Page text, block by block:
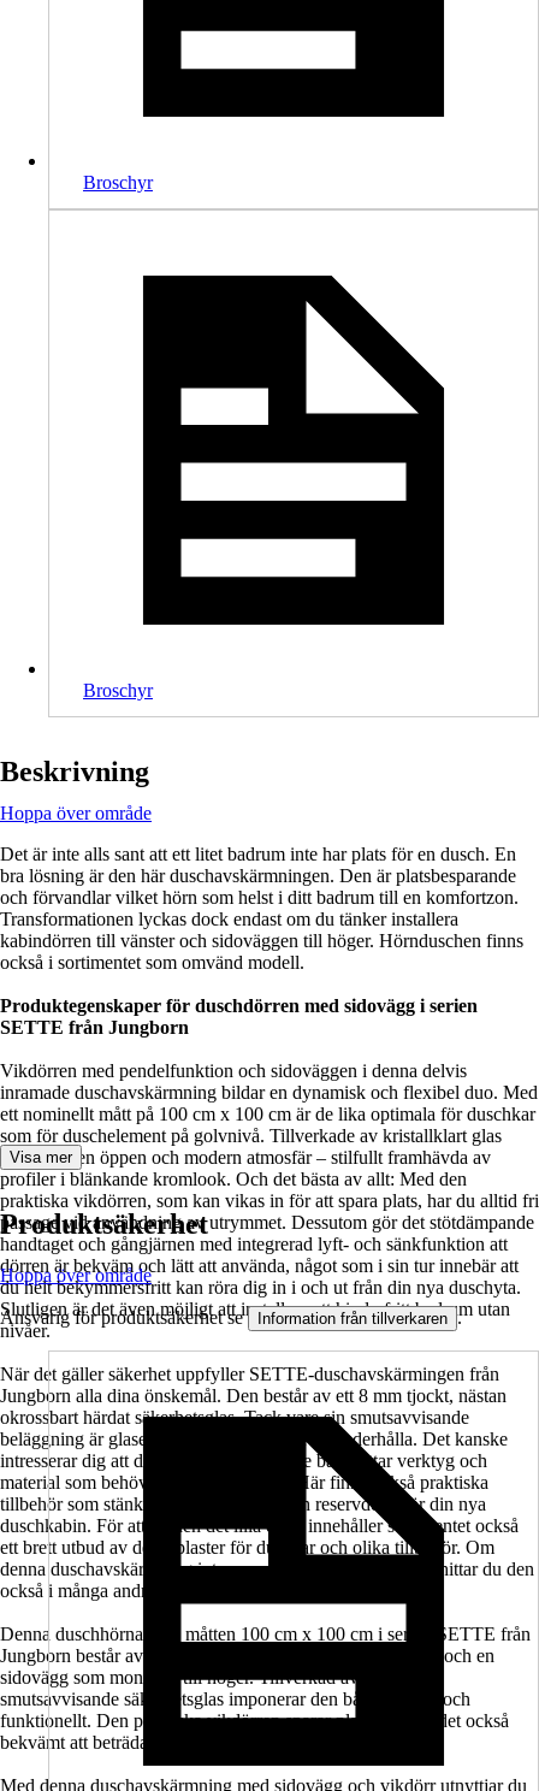
Broschyr
Broschyr
Beskrivning
Hoppa över område
Det är inte alls sant att ett litet badrum inte har plats för en dusch. En
bra lösning är den här duschavskärmningen. Den är platsbesparande
och förvandlar vilket hörn som helst i ditt badrum till en komfortzon.
Transformationen lyckas dock endast om du tänker installera
kabindörren till vänster och sidoväggen till höger. Hörnduschen finns
också i sortimentet som omvänd modell.
Produktegenskaper för duschdörren med sidovägg i serien
SETTE från Jungborn
Vikdörren med pendelfunktion och sidoväggen i denna delvis
inramade duschavskärmning bildar en dynamisk och flexibel duo. Med
ett nominellt mått på 100 cm x 100 cm är de lika optimala för duschkar
som för duschelement på golvnivå. Tillverkade av kristallklart glas
skapar de en öppen och modern atmosfär – stilfullt framhävda av
profiler i blänkande kromlook. Och det bästa av allt: Med den
praktiska vikdörren, som kan vikas in för att spara plats, har du alltid fri
passage vid användning av utrymmet. Dessutom gör det stötdämpande
handtaget och gångjärnen med integrerad lyft- och sänkfunktion att
dörren är bekväm och lätt att använda, något som i sin tur innebär att
du helt bekymmersfritt kan röra dig in i och ut från din nya duschyta.
Slutligen är det även möjligt att installera ett hinderfritt badrum utan
nivåer.
När det gäller säkerhet uppfyller SETTE-duschavskärmingen från
Jungborn alla dina önskemål. Den består av ett 8 mm tjockt, nästan
okrossbart härdat säkerhetsglas. Tack vare sin smutsavvisande
beläggning är glaset också glädjande lätt att underhålla. Det kanske
intresserar dig att du här i sortimentet inte bara hittar verktyg och
material som behövs för installationen. Här finns också praktiska
tillbehör som stänkskydd, tätningsset och reservdelar för din nya
duschkabin. För att ge den det lilla extra innehåller sortimentet också
ett brett utbud av dekorplaster för duschar och olika tillbehör. Om
denna duschavskärmning inte passar där du vill ha den så hittar du den
också i många andra storlekar.
Denna duschhörna med måtten 100 cm x 100 cm i serien SETTE från
Jungborn består av en duschdörr som monteras till vänster och en
sidovägg som monteras till höger. Tillverkad av klart och
smutsavvisande säkerhetsglas imponerar den både visuellt och
funktionellt. Den praktiska vikdörren sparar plats och gör det också
bekvämt att beträda och stiga ur duschen.
Med denna duschavskärmning med sidovägg och vikdörr utnyttjar du
Visa mer
Produktsäkerhet
Hoppa över område
Ansvarig för produktsäkerhet se Information från tillverkaren .